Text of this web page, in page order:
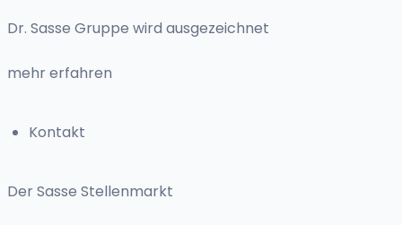
Dr. Sasse Gruppe wird ausgezeichnet
mehr erfahren
Kontakt
Der Sasse Stellenmarkt